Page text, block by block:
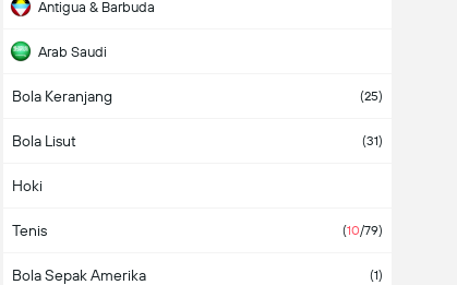
Antigua & Barbuda
Arab Saudi
Argentina (7)
Armenia
Aruba
Asia
Australia
Bola Keranjang (25)
Bola Lisut (31)
Hoki
Tenis (10/79)
Bola Sepak Amerika (1)